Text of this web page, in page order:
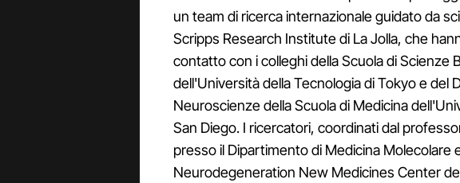
un team di ricerca internazionale guidato da
Scripps Research Institute di La Jolla, che
contatto con i colleghi della Scuola di Scienze
dell'Università della Tecnologia di Tokyo e del
Neuroscienze della Scuola di Medicina
San Diego. I ricercatori, coordinati dal
presso il Dipartimento di Medicina Molecolare
Neurodegeneration New Medicines Center